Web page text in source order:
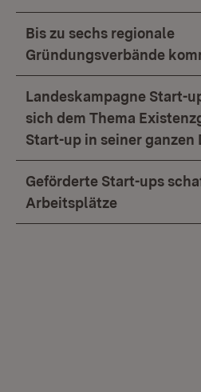
Bis zu sechs regionale
Gründungsverbände
Landeskampagne Start-
sich dem Thema
Start-up in seiner ganzen
Geförderte Start-ups
Arbeitsplätze